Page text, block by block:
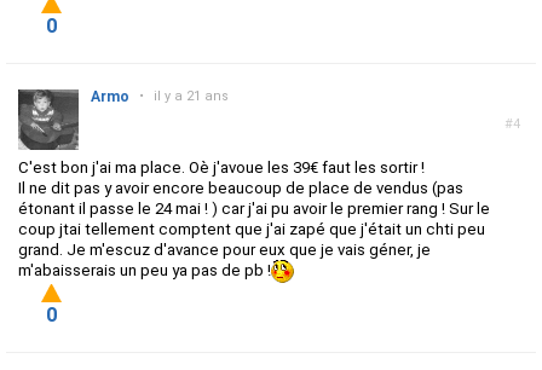
0
#4
Armo • il y a 21 ans
C'est bon j'ai ma place. Oè j'avoue les 39€ faut les sortir !
Il ne dit pas y avoir encore beaucoup de place de vendus (pas
étonant il passe le 24 mai ! ) car j'ai pu avoir le premier rang ! Sur le
coup jtai tellement comptent que j'ai zapé que j'était un chti peu
grand. Je m'escuz d'avance pour eux que je vais géner, je
m'abaisserais un peu ya pas de pb !
0